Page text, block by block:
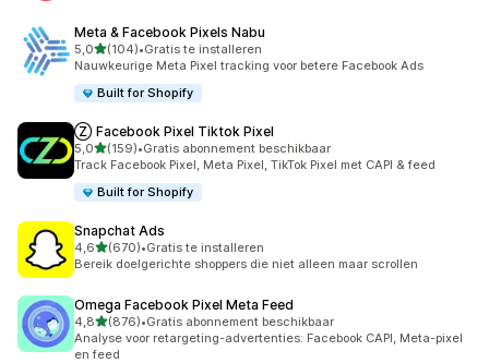
Meta & Facebook Pixels Nabu
5,0van 5 sterren
(104)
104 recensies in totaal
•Gratis te installeren
Nauwkeurige Meta Pixel tracking voor betere Facebook Ads
Built for Shopify
Ⓩ Facebook Pixel Tiktok Pixel
5,0van 5 sterren
(159)
159 recensies in totaal
•Gratis abonnement beschikbaar
Track Facebook Pixel, Meta Pixel, TikTok Pixel met CAPI & feed
Built for Shopify
Snapchat Ads
4,6van 5 sterren
(670)
670 recensies in totaal
•Gratis te installeren
Bereik doelgerichte shoppers die niet alleen maar scrollen
Omega Facebook Pixel Meta Feed
4,8van 5 sterren
(876)
876 recensies in totaal
•Gratis abonnement beschikbaar
Analyse voor retargeting-advertenties: Facebook CAPI, Meta-pixel
en feed